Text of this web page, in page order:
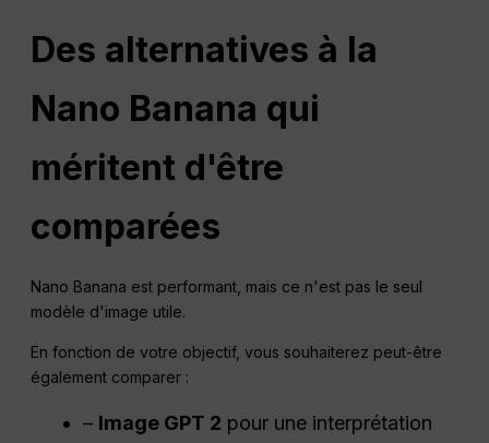
Des alternatives à la
Nano Banana qui
méritent d'être
comparées
Nano Banana est performant, mais ce n'est pas le seul
modèle d'image utile.
En fonction de votre objectif, vous souhaiterez peut-être
également comparer :
– Image GPT 2 pour une interprétation